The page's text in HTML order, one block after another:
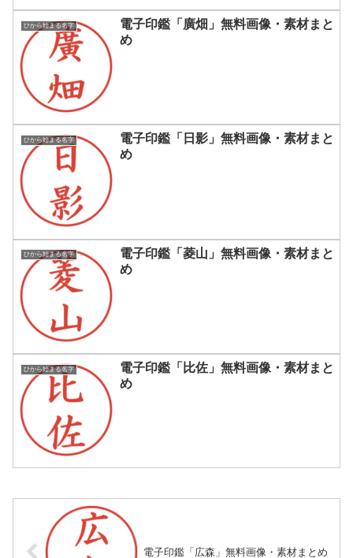
ひから始まる名字
電子印鑑「廣畑」無料画像・素材まと
め
ひから始まる名字
電子印鑑「日影」無料画像・素材まと
め
ひから始まる名字
電子印鑑「菱山」無料画像・素材まと
め
ひから始まる名字
電子印鑑「比佐」無料画像・素材まと
め
電子印鑑「広森」無料画像・素材まとめ